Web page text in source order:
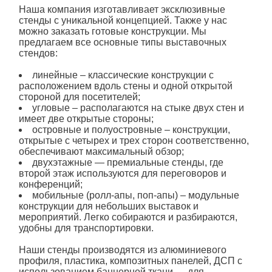
Наша компания изготавливает эксклюзивные
стенды с уникальной концепцией. Также у нас
можно заказать готовые конструкции. Мы
предлагаем все основные типы выставочных
стендов:
линейные – классические конструкции с
расположением вдоль стены и одной открытой
стороной для посетителей;
угловые – располагаются на стыке двух стен и
имеет две открытые стороны;
островные и полуостровные – конструкции,
открытые с четырех и трех сторон соответственно,
обеспечивают максимальный обзор;
двухэтажные — премиальные стенды, где
второй этаж используются для переговоров и
конференций;
мобильные (ролл-апы, поп-апы) – модульные
конструкции для небольших выставок и
мероприятий. Легко собираются и разбираются,
удобны для транспортировки.
Наши стенды производятся из алюминиевого
профиля, пластика, композитных панелей, ДСП с